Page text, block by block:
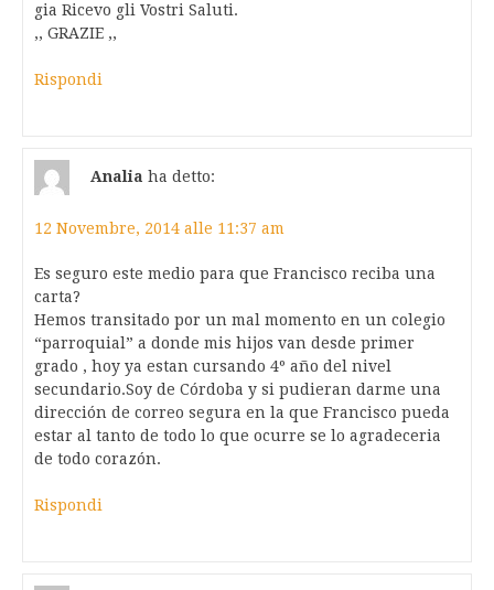
gia Ricevo gli Vostri Saluti.
,, GRAZIE ,,
Rispondi
Analia ha detto:
12 Novembre, 2014 alle 11:37 am
Es seguro este medio para que Francisco reciba una
carta?
Hemos transitado por un mal momento en un colegio
“parroquial” a donde mis hijos van desde primer
grado , hoy ya estan cursando 4º año del nivel
secundario.Soy de Córdoba y si pudieran darme una
dirección de correo segura en la que Francisco pueda
estar al tanto de todo lo que ocurre se lo agradeceria
de todo corazón.
Rispondi